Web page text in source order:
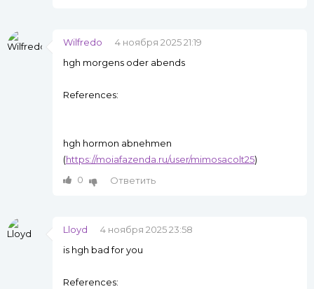
Wilfredo
4 ноября 2025 21:19
hgh morgens oder abends
References:
hgh hormon abnehmen
(https://moiafazenda.ru/user/mimosacolt25)
0
Ответить
Lloyd
4 ноября 2025 23:58
is hgh bad for you
References: